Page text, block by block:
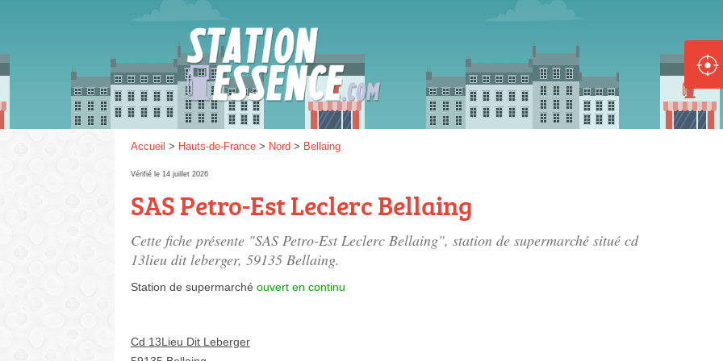
Accueil > Hauts-de-France > Nord > Bellaing
Vérifié le 14 juillet 2026
SAS Petro-Est Leclerc Bellaing
Cette fiche présente "SAS Petro-Est Leclerc Bellaing", station de supermarché situé cd
13lieu dit leberger, 59135 Bellaing.
Station de supermarché ouvert en continu
Cd 13Lieu Dit Leberger
Gazole :
Disponible Épuisé
SP 98 :
SP 95 :
Disponible Épuisé